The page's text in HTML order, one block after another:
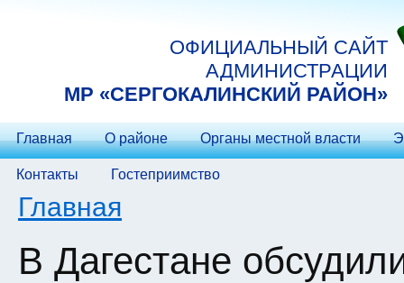
ОФИЦИАЛЬНЫЙ САЙТ
АДМИНИСТРАЦИИ
МP «СЕРГОКАЛИНСКИЙ РАЙОН»
Главная О районе Органы местной власти
Контакты Гостеприимство
Вы здесь
Главная
В Дагестане